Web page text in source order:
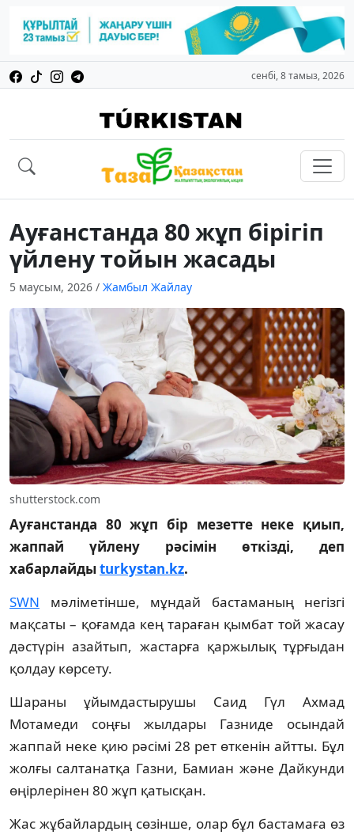
сенбі, 8 тамыз, 2026
Ауғанстанда 80 жұп бірігіп
үйлену тойын жасады
5 маусым, 2026 / Жамбыл Жайлау
shutterstock.com
Ауғанстанда 80 жұп бір мезетте неке қиып,
жаппай үйлену рәсімін өткізді, деп
хабарлайдыturkystan.kz.
SWN мәліметінше, мұндай бастаманың негізгі
мақсаты – қоғамда кең тараған қымбат той жасау
дәстүрін азайтып, жастарға қаржылық тұрғыдан
қолдау көрсету.
Шараны ұйымдастырушы Саид Гүл Ахмад
Мотамеди соңғы жылдары Газниде осындай
жаппай неке қию рәсімі 28 рет өткенін айтты. Бұл
жолғы салтанатқа Газни, Бамиан және Дайкунди
өңірлерінен 80 жұп қатысқан.
Жас жұбайлардың сөзінше, олар бұл бастамаға өз